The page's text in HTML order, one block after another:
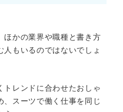
さよりも基本と差別
歴書作成の基本ポイ
ほかの業界や職種と書き方
もいるのではないでしょ
トレンドに合わせたおしゃ
、スーツで働く仕事を同じ